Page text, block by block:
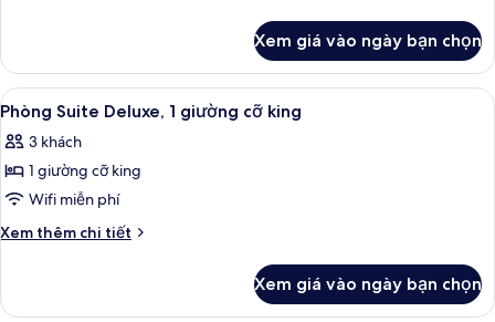
ngủ
Biệt
thự,
1
phòng
ngủ
Xem giá vào ngày bạn chọn
Xem
tất
cả
ảnh
Phòng
Suite
giường
Phòng Suite Deluxe, 1 giường cỡ
9
Phòng Suite Deluxe, 1 giường cỡ king
3 khách
1 giường cỡ king
Wifi miễn phí
Xem thêm chi tiết
Chi
Phòng
Xem giá vào ngày bạn chọn